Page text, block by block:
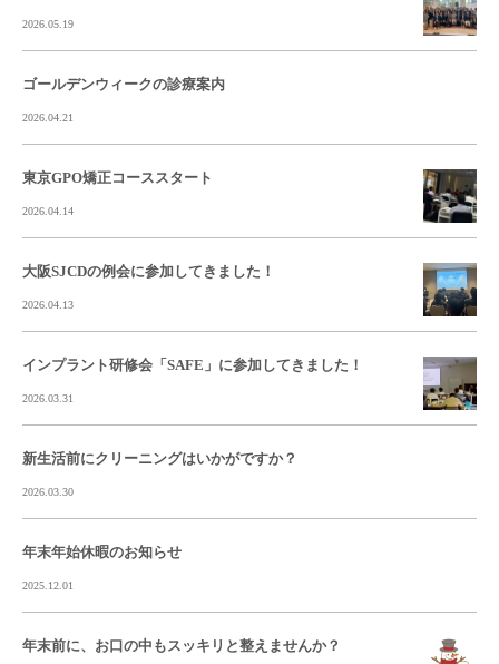
2026.05.19
ゴールデンウィークの診療案内
2026.04.21
東京GPO矯正コーススタート
2026.04.14
大阪SJCDの例会に参加してきました！
2026.04.13
インプラント研修会「SAFE」に参加してきました！
2026.03.31
新生活前にクリーニングはいかがですか？
2026.03.30
年末年始休暇のお知らせ
2025.12.01
年末前に、お口の中もスッキリと整えませんか？